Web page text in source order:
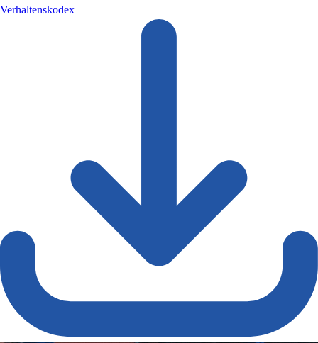
Verhaltenskodex